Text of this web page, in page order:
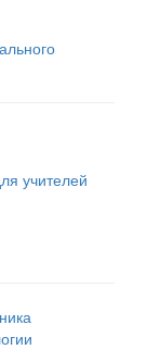
учителей